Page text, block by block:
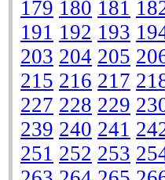
179 180 181
191 192 193
203 204 205
215 216 217
227 228 229
239 240 241
251 252 253